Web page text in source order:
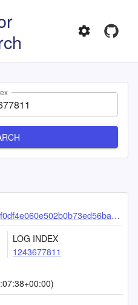
LOG INDEX
1243677811